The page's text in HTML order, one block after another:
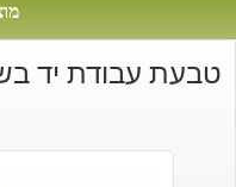
טבעת עבודת יד